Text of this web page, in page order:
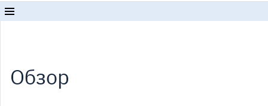
Обзор